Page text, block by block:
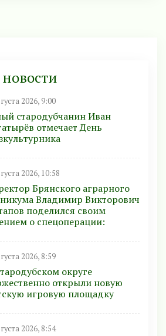
2026, 9:00
стародубчанин Иван
отмечает День
2026, 10:58
Брянского аграрного
Владимир Викторович
поделился своим
о спецоперации:
2026, 8:59
округе
открыли новую
игровую площадку
2026, 8:54